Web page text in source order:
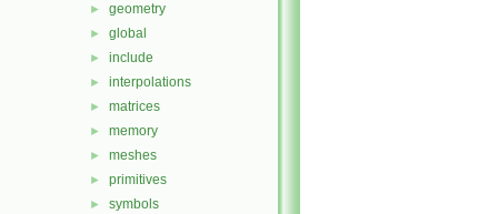
► geometry
► global
► include
► interpolations
► matrices
► memory
► meshes
► primitives
► symbols